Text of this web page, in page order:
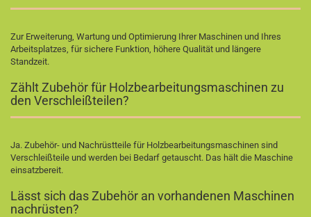
Zur Erweiterung, Wartung und Optimierung Ihrer Maschinen und Ihres
Arbeitsplatzes, für sichere Funktion, höhere Qualität und längere
Standzeit.
Zählt Zubehör für Holzbearbeitungsmaschinen zu
den Verschleißteilen?
Ja. Zubehör- und Nachrüstteile für Holzbearbeitungsmaschinen sind
Verschleißteile und werden bei Bedarf getauscht. Das hält die Maschine
einsatzbereit.
Lässt sich das Zubehör an vorhandenen Maschinen
nachrüsten?